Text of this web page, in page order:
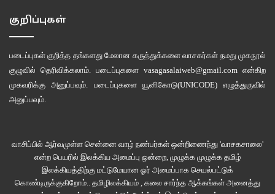
குறிப்புகள்
படைப்புகள் குறித்த தங்களது மேலான கருத்துக்களை வாசகர்கள் நமது முகநூல்
குழுவில் தெரிவிக்கலாம். படைப்புகளை vasagasalaiweb@gmail.com என்கிற
முகவரிக்கு அனுப்பவும். படைப்புகளை யூனிகோடு(UNICODE)எழுத்துருவில்
அனுப்பவும்.
வாசிப்பில் ஆர்வமுள்ள சென்னை வாழ் நண்பர்கள் ஒன்றிணைந்து 'வாசகசாலை'
என்ற பெயரில் இலக்கிய அமைப்பு ஒன்றை, முழுக்க முழுக்க தமிழ்
இலக்கியத்திற்கு மட்டுமேயான ஓர் அமைப்பாக செயல்பட்டுக்
கொண்டிருக்குகிறோம்.. தமிழிலக்கியம் , கலை சார்ந்த ஆக்கங்கள் அனைத்து